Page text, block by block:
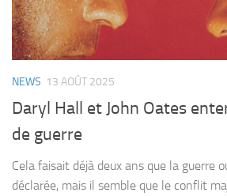
NEWS 13 AOÛT 2025
Daryl Hall et John Oates
de guerre
Cela faisait déjà deux ans que la guerre
déclarée, mais il semble que le conflit